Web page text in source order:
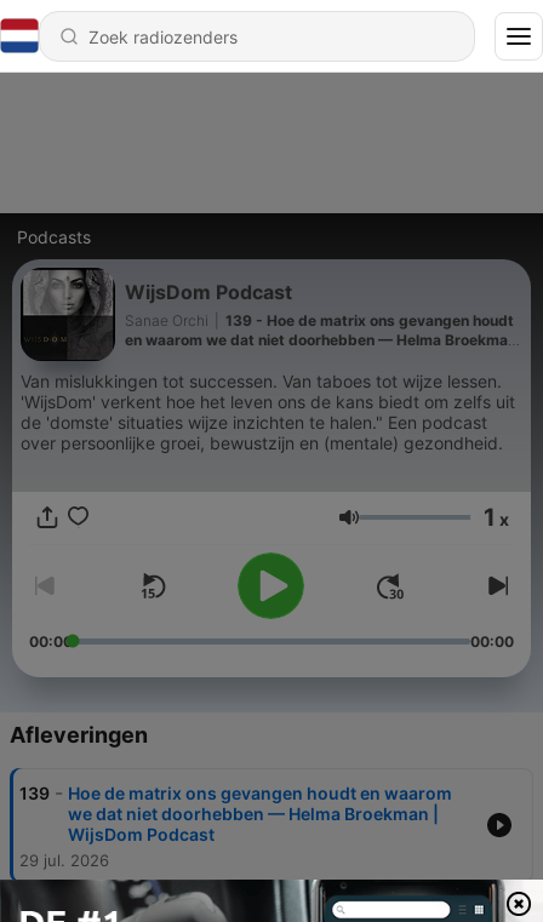
Podcasts
WijsDom Podcast
Sanae Orchi
139 - Hoe de matrix ons gevangen houdt
en waarom we dat niet doorhebben — Helma Broekman
Van mislukkingen tot successen. Van taboes tot wijze lessen.
'WijsDom' verkent hoe het leven ons de kans biedt om zelfs uit
de 'domste' situaties wijze inzichten te halen." Een podcast
over persoonlijke groei, bewustzijn en (mentale) gezondheid.
Volume 1 x
00:00 00:00
Afleveringen
139 - Hoe de matrix ons gevangen houdt en waarom
we dat niet doorhebben — Helma Broekman |
WijsDom Podcast
29 jul. 2026
138 -
Hoe machthebbers dit gebruiken om jou te laten